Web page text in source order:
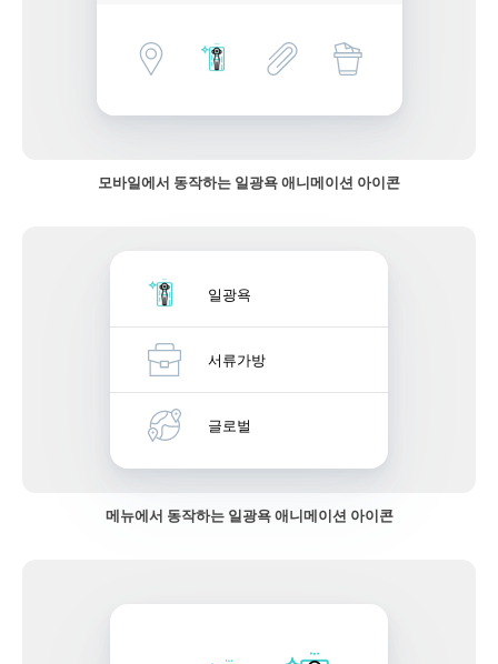
모바일에서 동작하는 일광욕 애니메이션 아이콘
일광욕
서류가방
글로벌
메뉴에서 동작하는 일광욕 애니메이션 아이콘